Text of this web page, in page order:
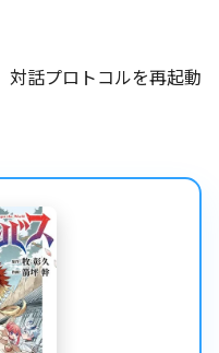
話プロトコルを再起動